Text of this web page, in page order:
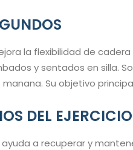
la flexibilidad de
y sentados en silla.
Su objetivo
DEL EJERCICIO
a recuperar y